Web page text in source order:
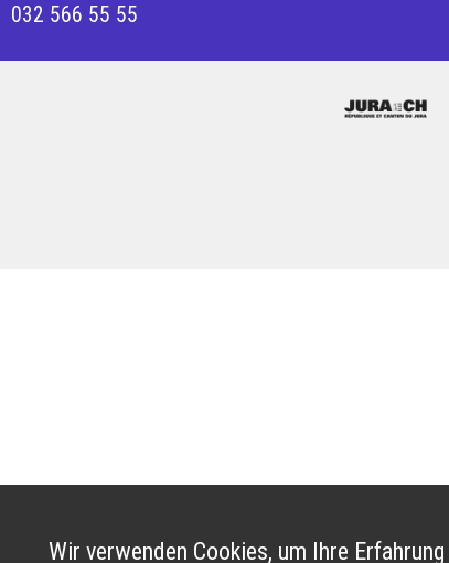
032 566 55 55
Wir verwenden Cookies, um Ihre